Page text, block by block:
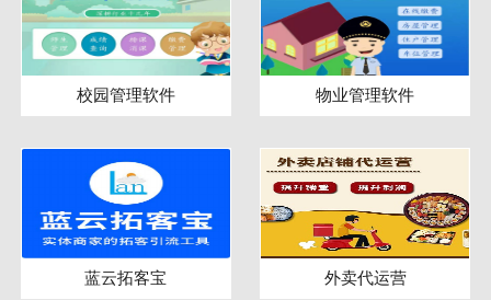
校园管理软件 物业管理软件
蓝云拓客宝 外卖代运营